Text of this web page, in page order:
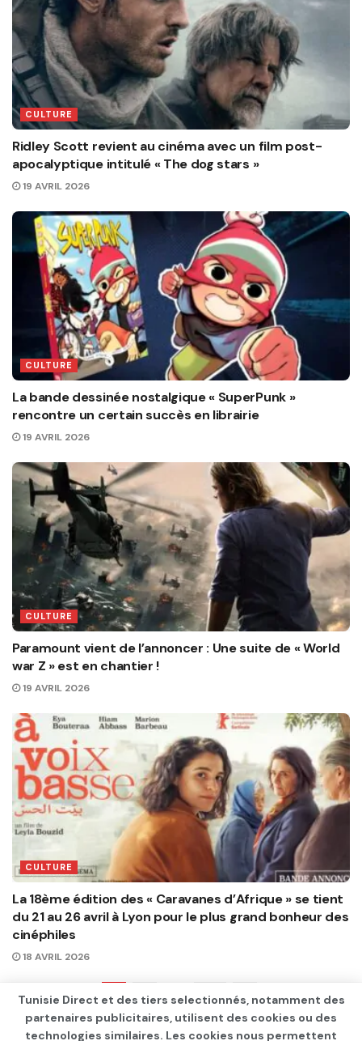
CULTURE
Ridley Scott revient au cinéma avec un film post-
apocalyptique intitulé « The dog stars »
19 AVRIL 2026
CULTURE
La bande dessinée nostalgique « SuperPunk »
rencontre un certain succès en librairie
19 AVRIL 2026
CULTURE
Paramount vient de l’annoncer : Une suite de « World
war Z » est en chantier !
19 AVRIL 2026
CULTURE
La 18ème édition des « Caravanes d’Afrique » se tient
du 21 au 26 avril à Lyon pour le plus grand bonheur des
cinéphiles
18 AVRIL 2026
2 48
Tunisie Direct et des tiers selectionnés, notamment des
partenaires publicitaires, utilisent des cookies ou des
technologies similaires. Les cookies nous permettent